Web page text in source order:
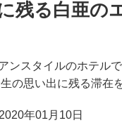
残る白亜の
ンスタイルのホテル
の思い出に残る滞在
2020年01月10日